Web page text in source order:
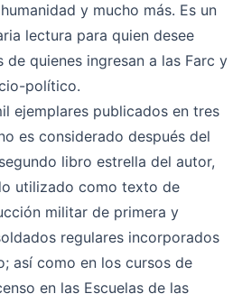
y mucho más. Es un
lectura para quien desee
quienes ingresan a las Farc y
político.
ejemplares publicados en tres
es considerado después del
libro estrella del autor,
utilizado como texto de
militar de primera y
regulares incorporados
así como en los cursos de
en las Escuelas de las